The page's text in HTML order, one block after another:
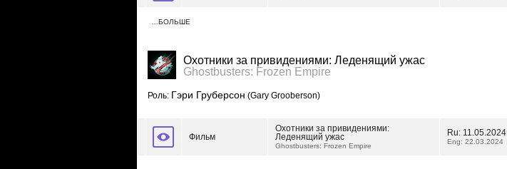
…БОЛЬШЕ
Охотники за привидениями: Леденящий ужас
Ghostbusters: Frozen Empire
Роль: Гэри Груберсон (Gary Grooberson)
Фильм
Охотники за привидениями:
Леденящий ужас
Ghostbusters: Frozen Empire
Ru: 11.05.2024
Eng: 22.03.2024